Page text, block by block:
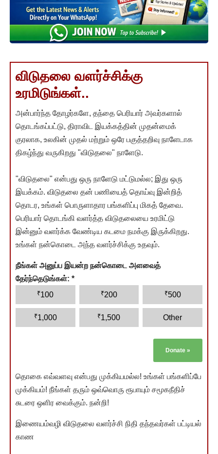
விடுதலை வளர்ச்சிக்கு
உரமிடுங்கள்..
அன்பார்ந்த தோழர்களே, தந்தை பெரியார் அவர்களால்
தொடங்கப்பட்டு, திராவிட இயக்கத்தின் முதன்மைக்
குரலாக, உலகின் முதல் மற்றும் ஒரே பகுத்தறிவு நாளேடாக
திகழ்ந்து வருகிறது "விடுதலை" நாளேடு.
"விடுதலை" என்பது ஒரு நாளேடு மட்டுமல்ல; இது ஒரு
இயக்கம். விடுதலை தன் பணியைத் தொய்வு இன்றித்
தொடர, உங்கள் பொருளாதார பங்களிப்பு மிகத் தேவை.
பெரியார் தொடங்கி வளர்த்த விடுதலையை உரமிட்டு
இன்னும் வளர்க்க வேண்டிய கடமை நமக்கு இருக்கிறது.
உங்கள் நன்கொடை அந்த வளர்ச்சிக்கு உதவும்.
நீங்கள் அனுப்ப இயன்ற நன்கொடை அளவைத்
தேர்ந்தெடுங்கள்: *
₹100 ₹200 ₹500
₹1,000 ₹1,500 Other
Donate »
தொகை எவ்வளவு என்பது முக்கியமல்ல! உங்கள் பங்களிப்பே
முக்கியம்! நீங்கள் தரும் ஒவ்வொரு ரூபாயும் சமூகநீதிச்
சுடரை ஒளிர வைக்கும். நன்றி!
இணையம்வழி விடுதலை வளர்ச்சி நிதி தந்தவர்கள் பட்டியல்
காண